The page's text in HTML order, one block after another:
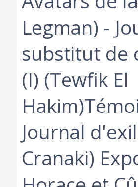
Legman) -
substitut de
(I) (Tewfik El
Journal
Cranaki)